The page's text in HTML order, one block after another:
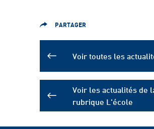
PARTAGER
Voir toutes les
Voir les actualités de
rubrique L'école